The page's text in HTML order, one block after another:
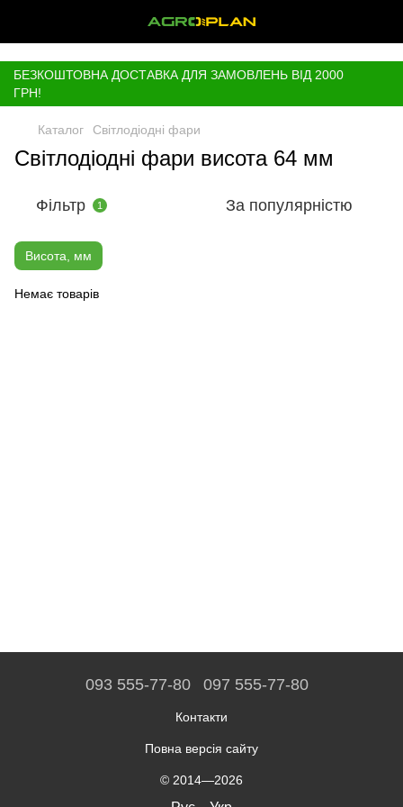
БЕЗКОШТОВНА ДОСТАВКА ДЛЯ ЗАМОВЛЕНЬ ВІД 2000
ГРН!
Каталог Світлодіодні фари
Світлодіодні фари висота 64 мм
Фільтр 1 За популярністю
Висота, мм
Немає товарів
093 555-77-80 097 555-77-80
Контакти
Повна версія сайту
© 2014—2026